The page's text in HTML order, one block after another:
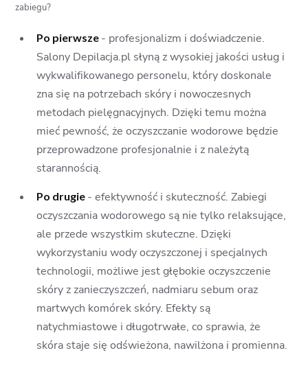
zabiegu?
Po pierwsze - profesjonalizm i doświadczenie.
Salony Depilacja.pl słyną z wysokiej jakości usług i
wykwalifikowanego personelu, który doskonale
zna się na potrzebach skóry i nowoczesnych
metodach pielęgnacyjnych. Dzięki temu można
mieć pewność, że oczyszczanie wodorowe będzie
przeprowadzone profesjonalnie i z należytą
starannością.
Po drugie - efektywność i skuteczność. Zabiegi
oczyszczania wodorowego są nie tylko relaksujące,
ale przede wszystkim skuteczne. Dzięki
wykorzystaniu wody oczyszczonej i specjalnych
technologii, możliwe jest głębokie oczyszczenie
skóry z zanieczyszczeń, nadmiaru sebum oraz
martwych komórek skóry. Efekty są
natychmiastowe i długotrwałe, co sprawia, że
skóra staje się odświeżona, nawilżona i promienna.